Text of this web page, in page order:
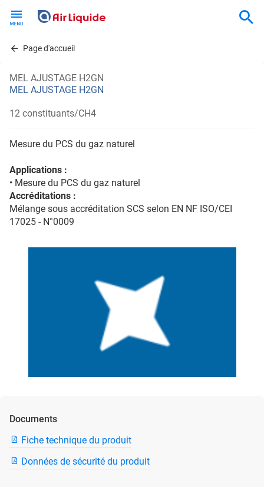
contentPage d'accueil
MEL AJUSTAGE H2GN
MEL AJUSTAGE H2GN
12 constituants/CH4
Mesure du PCS du gaz naturel
Applications :
• Mesure du PCS du gaz naturel
Accréditations :
Mélange sous accréditation SCS selon EN NF ISO/CEI
17025 - N°0009
Documents
Fiche technique du produit
Données de sécurité du produit